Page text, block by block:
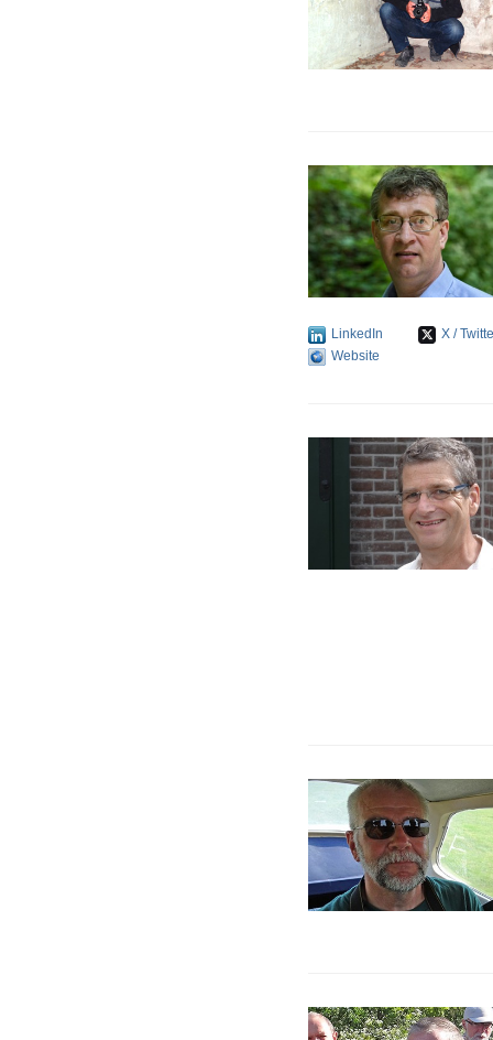
LinkedIn
X /
Website